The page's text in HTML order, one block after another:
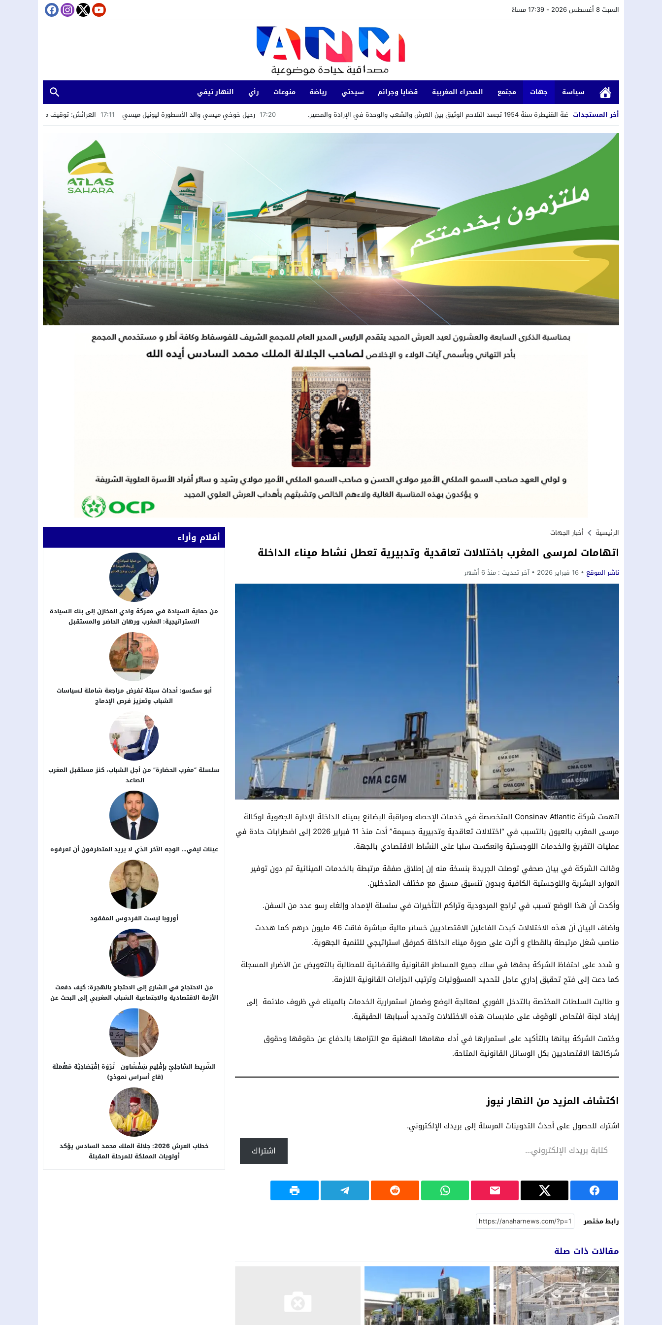
السبت 8 أغسطس 2026 - 17:39 مساءً
سياسة جهات مجتمع الصحراء المغربية قضايا وجرائم سيدتي رياضة منوعات رأي
النهار تيفي
أخر المستجدات
17:20 رحيل خوخي ميسي والد الأسطورة ليونيل ميسي 17:11 العرائش: توقيف مرشحة للهجرة السرية بسبب الكثيري: انتفاضة القنيطرة سنة 1954 تجسد التلاحم الوثيق بين العرش والشعب والوحدة في الإرادة والمصير.
الرئيسية أخبار الجهات
اتهامات لمرسى المغرب باختلالات تعاقدية وتدبيرية تعطل نشاط ميناء الداخلة
ناشر الموقع 16 فبراير 2026 آخر تحديث : منذ 6 أشهر
اتهمت شركة Consinav Atlantic المتخصصة في خدمات الإحصاء ومراقبة البضائع بميناء الداخلة الإدارة الجهوية لوكالة
مرسى المغرب بالعيون بالتسبب في “اختلالات تعاقدية وتدبيرية جسيمة” أدت منذ 11 فبراير 2026 إلى اضطرابات حادة في
عمليات التفريغ والخدمات اللوجستية وانعكست سلبا على النشاط الاقتصادي بالجهة.
وقالت الشركة في بيان صحفي توصلت الجريدة بنسخة منه إن إطلاق صفقة مرتبطة بالخدمات المينائية تم دون توفير
الموارد البشرية واللوجستية الكافية وبدون تنسيق مسبق مع مختلف المتدخلين.
وأكدت أن هذا الوضع تسبب في تراجع المردودية وتراكم التأخيرات في سلسلة الإمداد وإلغاء رسو عدد من السفن.
وأضاف البيان أن هذه الاختلالات كبدت الفاعلين الاقتصاديين خسائر مالية مباشرة فاقت 46 مليون درهم كما هددت
مناصب شغل مرتبطة بالقطاع و أثرت على صورة ميناء الداخلة كمرفق استراتيجي للتنمية الجهوية.
و شدد على احتفاظ الشركة بحقها في سلك جميع المساطر القانونية والقضائية للمطالبة بالتعويض عن الأضرار المسجلة
كما دعت إلى فتح تحقيق إداري عاجل لتحديد المسؤوليات وترتيب الجزاءات القانونية اللازمة.
و طالبت السلطات المختصة بالتدخل الفوري لمعالجة الوضع وضمان استمرارية الخدمات بالميناء في ظروف ملائمة إلى
إيفاد لجنة افتحاص للوقوف على ملابسات هذه الاختلالات وتحديد أسبابها الحقيقية.
وختمت الشركة بيانها بالتأكيد على استمرارها في أداء مهامها المهنية مع التزامها بالدفاع عن حقوقها وحقوق
شركائها الاقتصاديين بكل الوسائل القانونية المتاحة.
اكتشاف المزيد من النهار نيوز
اشترك للحصول على أحدث التدوينات المرسلة إلى بريدك الإلكتروني.
اشتراك
رابط مختصر
مقالات ذات صلة
أقلام وأراء
من حماية السيادة في معركة وادي المخازن إلى بناء السيادة
الاستراتيجية: المغرب ورهان الحاضر والمستقبل
أبو سكسو: أحداث سبتة تفرض مراجعة شاملة لسياسات
الشباب وتعزيز فرص الإدماج
سلسلة “مغرب الحضارة” من أجل ​الشباب، كنز مستقبل المغرب
الصاعد
عينات ليفي… الوجه الآخر الذي لا يريد المتطرفون أن تعرفوه
أوروبا ليست الفردوس المفقود
من الاحتجاج في الشارع إلى الاحتجاج بالهجرة: كيف دفعت
الأزمة الاقتصادية والاجتماعية الشباب المغربي إلى البحث عن
بدائل خارج الوطن؟
الشَّرِيط السَّاحِلِيّ بإقْلِيم شِفْشَاون ثَرْوَة اِقْتِصَادِيَّة مُهْمَلَة
(قاع أسراس نموذج)
خطاب العرش 2026: جلالة الملك محمد السادس يؤكد
أولويات المملكة للمرحلة المقبلة